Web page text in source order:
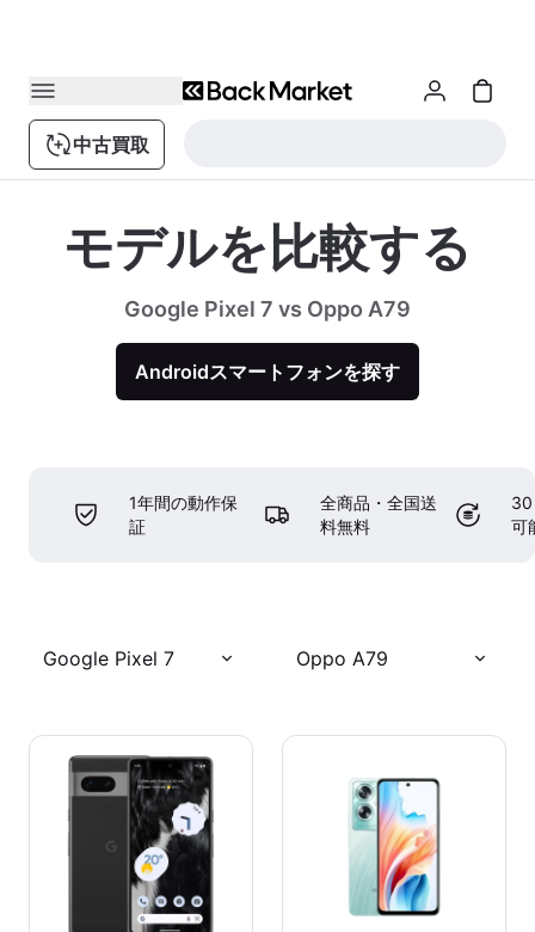
中古買取
モデルを比較する
Google Pixel 7 vs Oppo A79
Androidスマートフォンを探す
1年間の動作保
証
全商品・全国送
料無料
30
可
Google Pixel 7 Oppo A79